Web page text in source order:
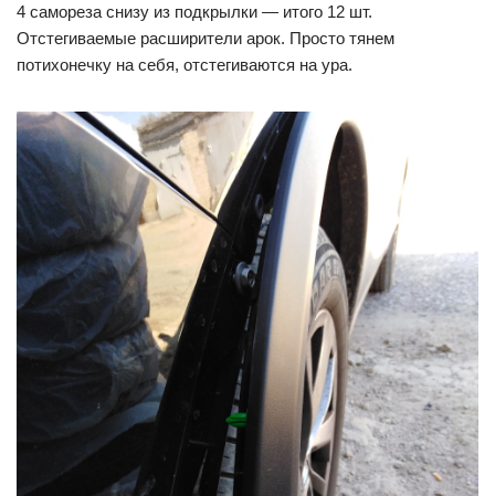
4 самореза снизу из подкрылки — итого 12 шт.
Отстегиваемые расширители арок. Просто тянем
потихонечку на себя, отстегиваются на ура.